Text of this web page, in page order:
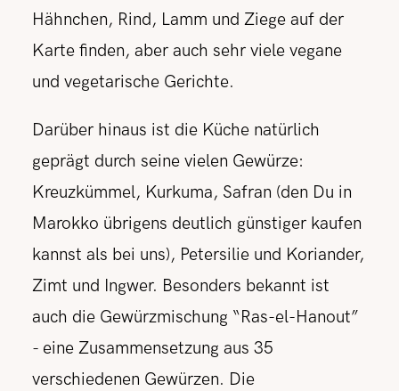
Hähnchen, Rind, Lamm und Ziege auf der
Karte finden, aber auch sehr viele vegane
und vegetarische Gerichte.
Darüber hinaus ist die Küche natürlich
geprägt durch seine vielen Gewürze:
Kreuzkümmel, Kurkuma, Safran (den Du in
Marokko übrigens deutlich günstiger kaufen
kannst als bei uns), Petersilie und Koriander,
Zimt und Ingwer. Besonders bekannt ist
auch die Gewürzmischung “Ras-el-Hanout”
- eine Zusammensetzung aus 35
verschiedenen Gewürzen. Die